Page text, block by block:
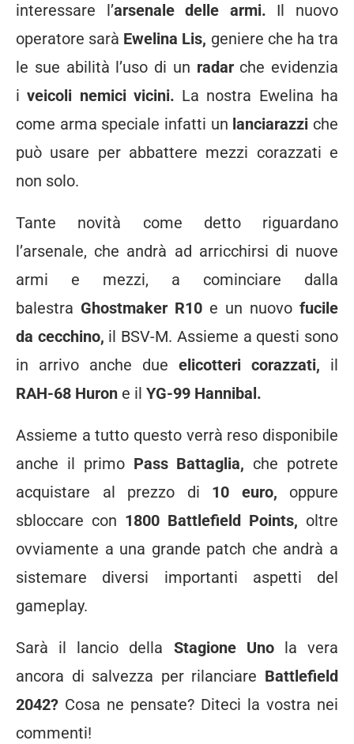
interessare l’arsenale delle armi. Il nuovo
operatore sarà Ewelina Lis, geniere che ha tra
le sue abilità l’uso di un radar che evidenzia
iveicoli nemici vicini. La nostra Ewelina ha
come arma speciale infatti un lanciarazzi che
può usare per abbattere mezzi corazzati e
non solo.
Tante novità come detto riguardano
l’arsenale, che andrà ad arricchirsi di nuove
armi e mezzi, a cominciare dalla
balestra Ghostmaker R10 e un nuovo fucile
da cecchino, il BSV-M. Assieme a questi sono
in arrivo anche due elicotteri corazzati, il
RAH-68 Huron e il YG-99 Hannibal.
Assieme a tutto questo verrà reso disponibile
anche il primo Pass Battaglia, che potrete
acquistare al prezzo di 10 euro, oppure
sbloccare con 1800 Battlefield Points, oltre
ovviamente a una grande patch che andrà a
sistemare diversi importanti aspetti del
gameplay.
Sarà il lancio della Stagione Uno
la vera
ancora di salvezza per rilanciare Battlefield
2042? Cosa ne pensate? Diteci la vostra nei
commenti!